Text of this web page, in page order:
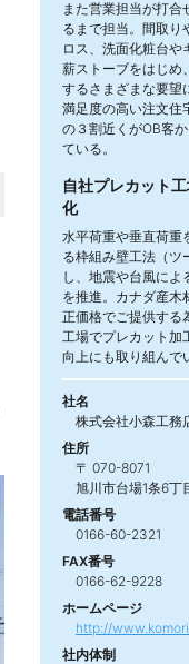
また営業担当が打合
るまで担当。間取り
ロス、洗面化粧台や
薪ストーブをはじめ
するさまざまな要望
満足度の高い注文住
の３割近くがOB客
ている。
自社プレカット
化
水平荷重や垂直荷重
る枠組み壁工法（ツ
し、地震や台風によ
を推進。カナダ産木
正価格でご提供する
工場でプレカット加
向上にも取り組んで
社名
株式会社小森工
住所
〒 070-8071
旭川市台場1条6丁
電話番号
0166-60-2321
FAX番号
0166-62-9228
ホームページ
http://
社内体制